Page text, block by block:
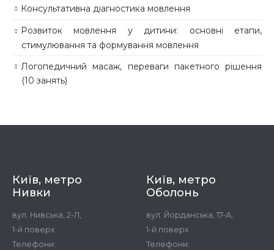
Консультативна діагностика мовлення
Розвиток мовлення у дитини: основні етапи,
стимулювання та формування мовлення
Логопедичний масаж, переваги пакетного рішення
(10 занять)
Київ, метро
Нивки
вул. Нивська, 2-Л,
1-й поверх
Телефони:
Київ, метро
Оболонь
вул. Йорданська, 17-А,
1-й поверх
Телефони: